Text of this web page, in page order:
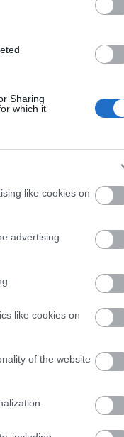
Sharing
which it
like cookies on
advertising
like cookies on
of the website